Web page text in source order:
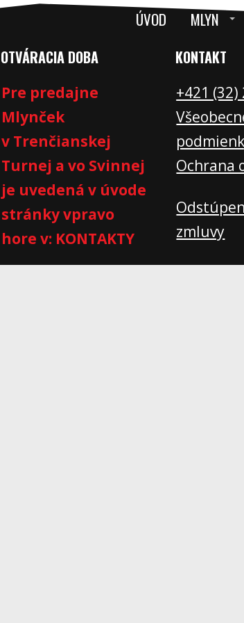
ÚVOD MLYN
OTVÁRACIA DOBA
Pre predajne
Mlynček
v Trenčianskej
Turnej a vo Svinnej
je uvedená v úvode
stránky vpravo
hore v: KONTAKTY
KONTAKT
+421 (32)
Ochrana
zmluvy